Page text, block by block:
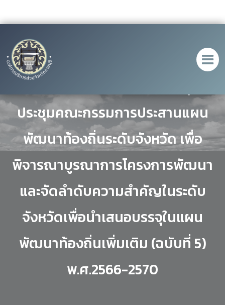
องค์การบริหารส่วนจังหวัดราชบุรี จัด
ประชุมคณะกรรมการประสานแผน
พัฒนาท้องถิ่นระดับจังหวัด เพื่อ
พิจารณาบูรณาการโครงการพัฒนา
และจัดลำดับความสำคัญในระดับ
จังหวัดเพื่อนำเสนอบรรจุในแผน
พัฒนาท้องถิ่นเพิ่มเติม (ฉบับที่ 5)
พ.ศ.2566-2570